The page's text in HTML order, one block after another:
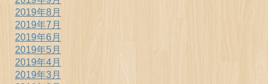
2019年8月
2019年7月
2019年6月
2019年5月
2019年4月
2019年3月